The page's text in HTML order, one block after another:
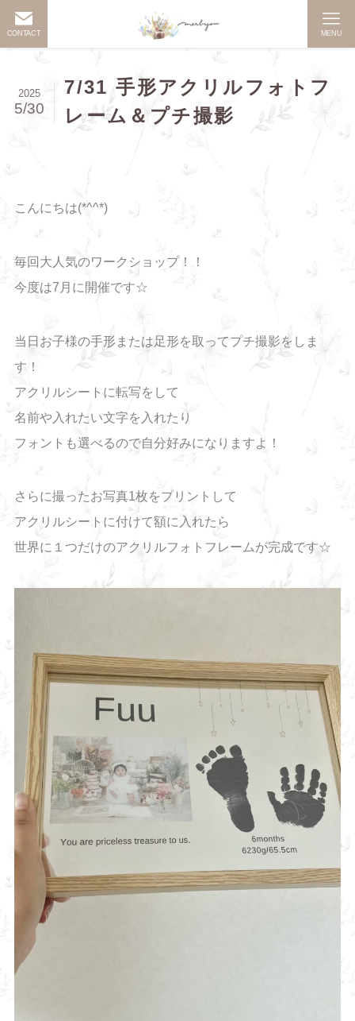
CONTACT MENU
7/31 手形アクリルフォトフ
レーム＆プチ撮影
2025
5/30
こんにちは(*^^*)
毎回大人気のワークショップ！！
今度は7月に開催です☆
当日お子様の手形または足形を取ってプチ撮影をしま
す！
アクリルシートに転写をして
名前や入れたい文字を入れたり
フォントも選べるので自分好みになりますよ！
さらに撮ったお写真1枚をプリントして
アクリルシートに付けて額に入れたら
世界に１つだけのアクリルフォトフレームが完成です☆